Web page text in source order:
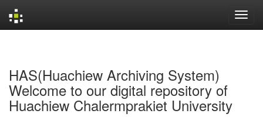
HAS(Huachiew Archiving System)
Welcome to our digital repository of
Huachiew Chalermprakiet University